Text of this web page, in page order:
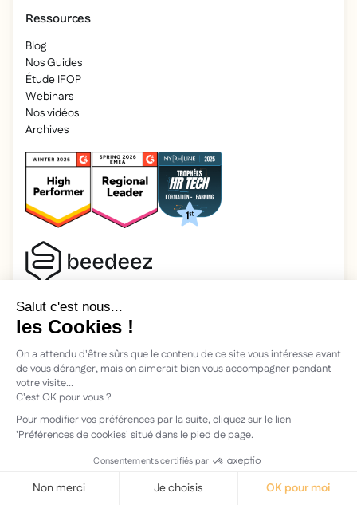
Ressources
Blog
Nos Guides
Étude IFOP
Webinars
Nos vidéos
Archives
2026 Beedeez. Tous droits réservés.
Beedeez, c’est une start-up fondée en 2015 par quatre férus
d’apprentissage : Morgan, Rémi, Quentin, Julien, avec une
vision simple : faciliter l'apprentissage et la transmission des
connaissances.